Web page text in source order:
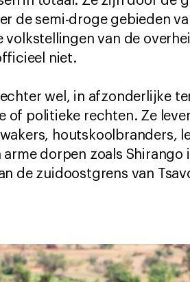
de semi-droge gebieden
volkstellingen van de
niet.
echter wel, in afzonderlijke
of politieke rechten. Ze
houtskoolbranders,
arme dorpen zoals
de zuidoostgrens van